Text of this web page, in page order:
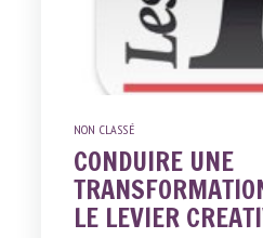
NON CLASSÉ
CONDUIRE UNE
LE LEVIER